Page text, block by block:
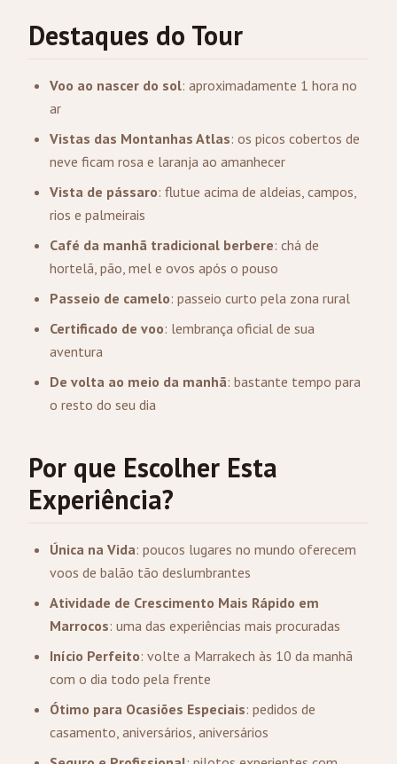
Destaques do Tour
Voo ao nascer do sol: aproximadamente 1 hora no
ar
Vistas das Montanhas Atlas: os picos cobertos de
neve ficam rosa e laranja ao amanhecer
Vista de pássaro: flutue acima de aldeias, campos,
rios e palmeirais
Café da manhã tradicional berbere: chá de
hortelã, pão, mel e ovos após o pouso
Passeio de camelo: passeio curto pela zona rural
Certificado de voo: lembrança oficial de sua
aventura
De volta ao meio da manhã: bastante tempo para
o resto do seu dia
Por que Escolher Esta
Experiência?
Única na Vida: poucos lugares no mundo oferecem
voos de balão tão deslumbrantes
Atividade de Crescimento Mais Rápido em
Marrocos: uma das experiências mais procuradas
Início Perfeito: volte a Marrakech às 10 da manhã
com o dia todo pela frente
Ótimo para Ocasiões Especiais: pedidos de
casamento, aniversários, aniversários